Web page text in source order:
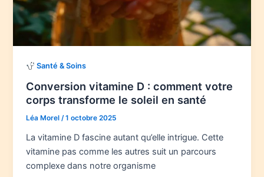
Santé & Soins
Conversion vitamine D : comment votre
corps transforme le soleil en santé
Léa Morel/1 octobre 2025
La vitamine D fascine autant qu’elle intrigue. Cette
vitamine pas comme les autres suit un parcours
complexe dans notre organisme